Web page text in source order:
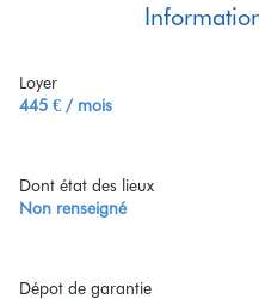
Loyer
445 € / mois
Dont état des lieux
Non renseigné
Dépot de garantie